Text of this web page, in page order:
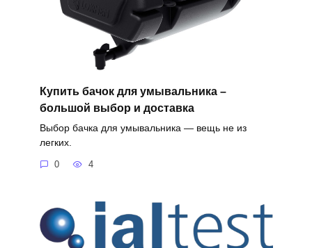
Купить бачок для умывальника –
большой выбор и доставка
Выбор бачка для умывальника — вещь не из
легких.
0 4